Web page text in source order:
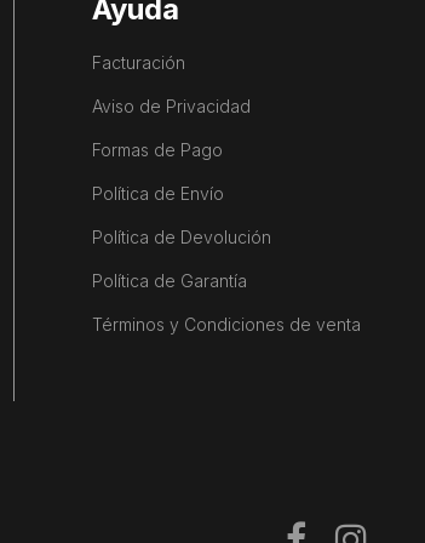
Ayuda
Facturación
Aviso de Privacidad
Formas de Pago
Política de Envío
Política de Devolución
Política de Garantía
Términos y Condiciones de venta